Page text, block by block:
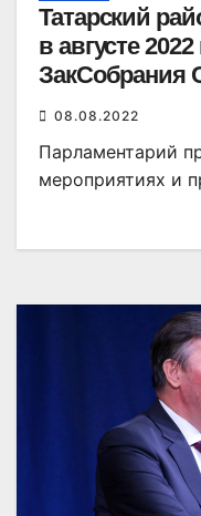
Татарский
в августе
ЗакСобрания
08.08.2022
Парламентарий
мероприятиях и